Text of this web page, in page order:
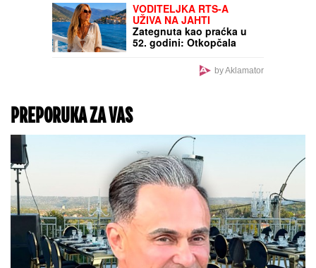
oči
VODITELJKA RTS-A
UŽIVA NA JAHTI
Zategnuta kao praćka u
52. godini: Otkopčala
košulju i pokazala zašto
važi za jednu od
najzgodnijih (Foto)by Aklamator
PREPORUKA ZA VAS